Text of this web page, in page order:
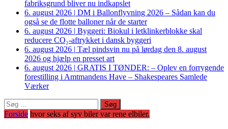
fabriksgrund bliver nu indkapslet
6. august 2026 | DM i Ballonflyvning 2026 – Sådan kan du
også se de flotte balloner når de starter
6. august 2026 | Byggeri: Biokul i letklinkerblokke skal
reducere CO₂-aftrykket i dansk byggeri
6. august 2026 | Tæl pindsvin nu på lørdag den 8. august
2026 og hjælp en presset art
6. august 2026 | GRATIS I TØNDER: – Oplev en forrygende
forestilling i Amtmandens Have – Shakespeares Samlede
Værker
Søg
efter:
Forside hvor seks af syv biler var rene elbiler.